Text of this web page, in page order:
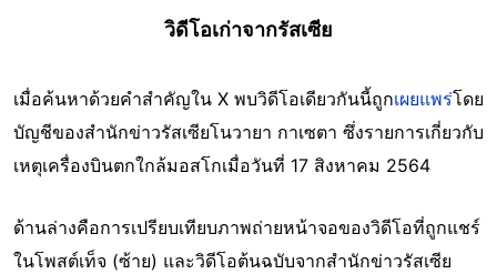
วิดีโอเก่าจากรัสเซีย
เมื่อค้นหาด้วยคำสำคัญใน X พบวิดีโอเดียวกันนี้ถูกเผยแพร่โดย
บัญชีของสำนักข่าวรัสเซียโนวายา กาเซตา ซึ่งรายการเกี่ยวกับ
เหตุเครื่องบินตกใกล้มอสโกเมื่อวันที่ 17 สิงหาคม 2564
ด้านล่างคือการเปรียบเทียบภาพถ่ายหน้าจอของวิดีโอที่ถูกแชร์
ในโพสต์เท็จ (ซ้าย) และวิดีโอต้นฉบับจากสำนักข่าวรัสเซีย